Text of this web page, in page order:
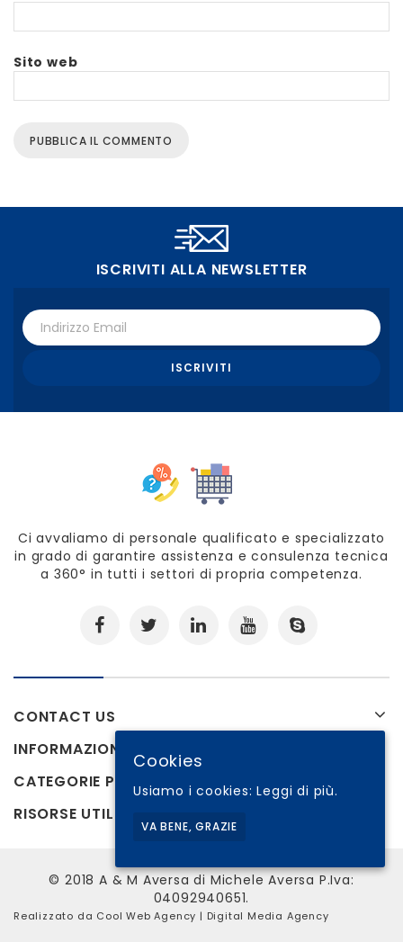
Sito web
ISCRIVITI ALLA NEWSLETTER
Ci avvaliamo di personale qualificato e specializzato
in grado di garantire assistenza e consulenza tecnica
a 360° in tutti i settori di propria competenza.
CONTACT US
INFORMAZIONI
CATEGORIE PRODOTTI
RISORSE UTILI
© 2018 A & M Aversa di Michele Aversa P.Iva:
04092940651.
Realizzato da Cool Web Agency | Digital Media Agency
Cookies
Usiamo i cookies:Leggi di più.
VA BENE, GRAZIE